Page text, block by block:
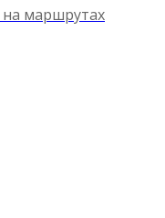
на маршрутах